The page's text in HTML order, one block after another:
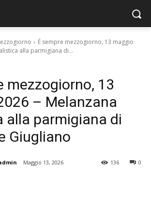
É sempre mezzogiorno, 13 maggio
alla parmigiana di...
mezzogiorno, 13
– Melanzana
alla parmigiana di
Giugliano
Maggio 13, 2026 0
136